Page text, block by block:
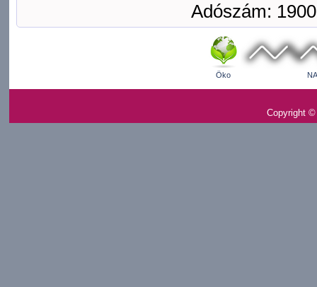
Adószám:
Öko
Copyright